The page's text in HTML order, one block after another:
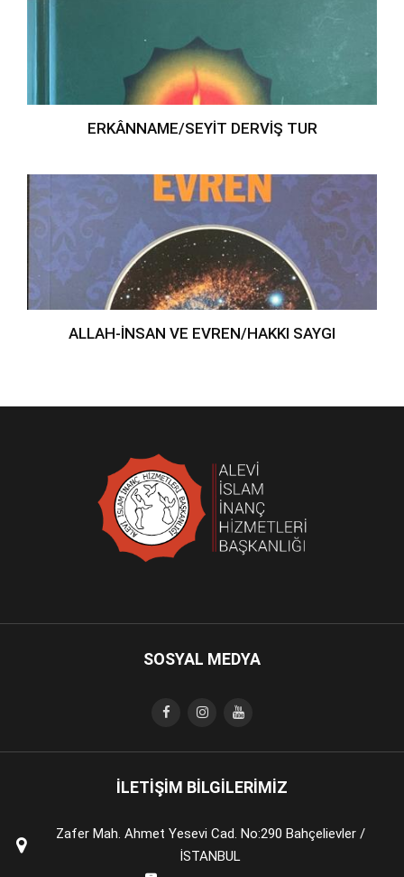
ERKÂNNAME/SEYİT DERVİŞ TUR
ALLAH-İNSAN VE EVREN/HAKKI SAYGI
SOSYAL MEDYA
İLETİŞİM BİLGİLERİMİZ
Zafer Mah. Ahmet Yesevi Cad. No:290 Bahçelievler /
İSTANBUL